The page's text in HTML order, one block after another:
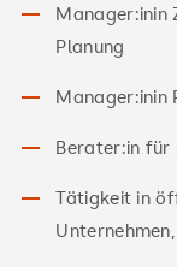
Manager:inin
Planung
Manager:inin
Berater:in
Tätigkeit in